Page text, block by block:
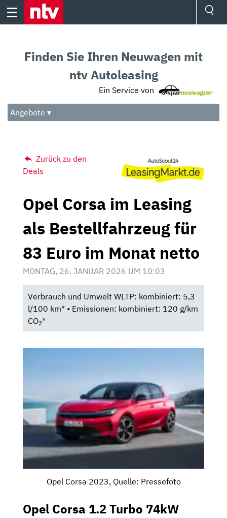
Skip
Audio
Das Beste
Finden Sie Ihren Neuwagen mit
ntv Autoleasing
Ein Service von
Angebote ▾
Zurück zu den
Deals
Opel Corsa im Leasing
als Bestellfahrzeug für
83 Euro im Monat netto
MONTAG, 26. JANUAR 2026 UM 10:03
Verbrauch und Umwelt WLTP: kombiniert: 5,3
l/100 km* • Emissionen: kombiniert: 120 g/km
CO2*
Opel Corsa 2023, Quelle: Pressefoto
Opel Corsa 1.2 Turbo 74kW